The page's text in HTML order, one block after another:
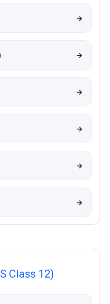
→
→
→
→
→
→
Class 12)